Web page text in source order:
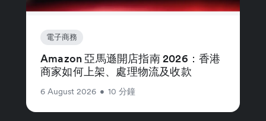
電子商務
Amazon 亞馬遜開店指南 2026：香港
商家如何上架、處理物流及收款
6 August 2026 • 10 分鐘